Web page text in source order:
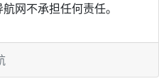
网不承担任何责任。